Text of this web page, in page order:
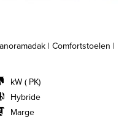
| Comfortstoelen |
kW ( PK)
Hybride
Marge